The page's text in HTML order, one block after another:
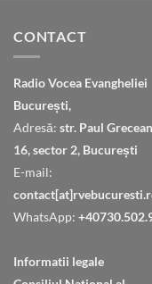
CONTACT
Radio Vocea Evangheliei
București,
Adresă: str. Paul
16, sector 2, București
E-mail:
WhatsApp:
Informatii legale